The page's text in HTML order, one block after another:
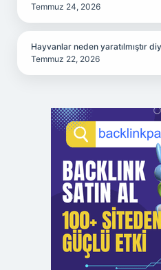
Temmuz 24, 2026
Hayvanlar neden yaratılmıştır
Temmuz 22, 2026